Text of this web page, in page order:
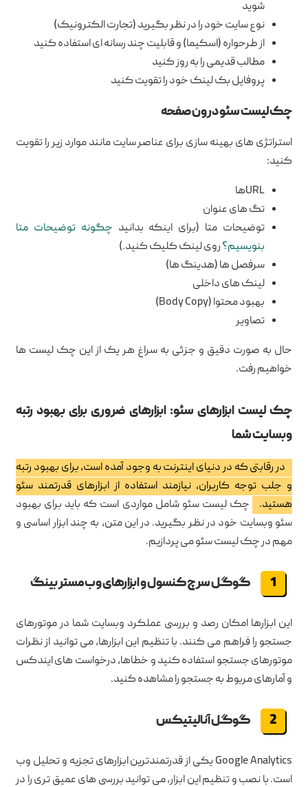
شوید
نوع سایت خود را در نظر بگیرید (تجارت الکترونیک)
از طرحواره (اسکیما) و قابلیت چند رسانه ای استفاده کنید
مطالب قدیمی را به روز کنید
پروفایل بک لینک خود را تقویت کنید
چک لیست سئو درون صفحه
استراتژی های بهینه سازی برای عناصر سایت مانند موارد زیر را تقویت
کنید:
URLها
تگ های عنوان
توضیحات متا (برای اینکه بدانید چگونه توضیحات متا
بنویسیم؟روی لینک کلیک کنید.)
سرفصل ها (هدینگ ها)
لینک های داخلی
بهبود محتوا (Body Copy)
تصاویر
حال به صورت دقیق و جزئی به سراغ هر یک از این چک لیست ها
خواهیم رفت.
چک لیست ابزارهای سئو: ابزارهای ضروری برای بهبود رتبه
وبسایت شما
در رقابتی که در دنیای اینترنت به وجود آمده است، برای بهبود رتبه
و جلب توجه کاربران، نیازمند استفاده از ابزارهای قدرتمند سئو
هستید.
چک لیست سئو شامل مواردی است که باید برای بهبود
سئو وبسایت خود در نظر بگیرید. در این متن، به چند ابزار اساسی و
مهم در چک لیست سئو می پردازیم.
گوگل سرچ کنسول و ابزارهای وب مستر بینگ
این ابزارها امکان رصد و بررسی عملکرد وبسایت شما در موتورهای
جستجو را فراهم می کنند. با تنظیم این ابزارها، می توانید از نظرات
موتورهای جستجو استفاده کنید و خطاها، درخواست های ایندکس
و آمارهای مربوط به جستجو را مشاهده کنید.
گوگل آنالیتیکس
Google Analytics یکی از قدرتمندترین ابزارهای تجزیه و تحلیل وب
است. با نصب و تنظیم این ابزار، می توانید بررسی های عمیق تری را در